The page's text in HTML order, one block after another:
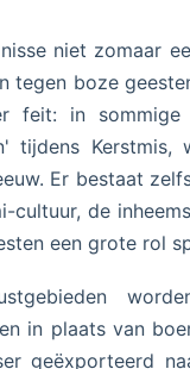
niet zomaar
tegen boze
feit: in sommige
tijdens Kerstmis,
Er bestaat
cultuur, de
een grote rol
in plaats van
geëxporteerd